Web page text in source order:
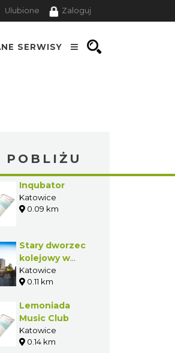
Ulubione Zaloguj
SERWISY
POBLIŻU
Inqubator
Katowice
0.09 km
Stary dworzec
kolejowy w
Katowicach
Katowice
0.11 km
Lemoniada
Music Club
Katowice
0.14 km